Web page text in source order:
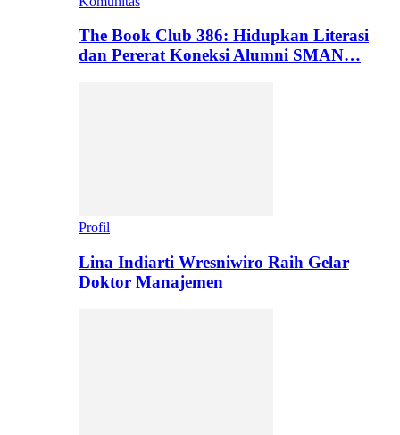
The Book Club 386: Hidupkan Literasi
dan Pererat Koneksi Alumni SMAN…
Profil
Lina Indiarti Wresniwiro Raih Gelar
Doktor Manajemen